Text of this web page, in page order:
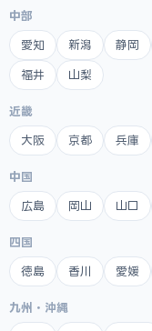
中部
愛知 新潟 静岡
福井 山梨
近畿
大阪 京都 兵庫
中国
広島 岡山 山口
四国
徳島 香川 愛媛
九州・沖縄